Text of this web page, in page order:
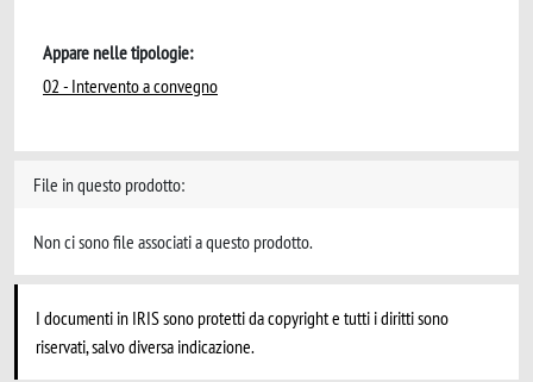
Appare nelle tipologie:
02 - Intervento a convegno
File in questo prodotto:
Non ci sono file associati a questo prodotto.
I documenti in IRIS sono protetti da copyright e tutti i diritti sono
riservati, salvo diversa indicazione.